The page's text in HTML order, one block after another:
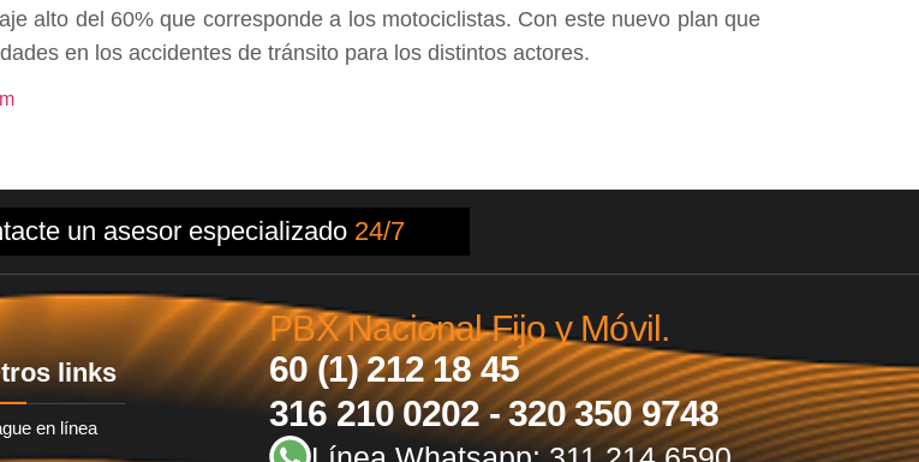
alto del 60% que corresponde a los motociclistas. Con este nuevo plan que
en los accidentes de tránsito para los distintos actores.
un asesor especializado 24/7
links
en línea
PBX Nacional Fijo y Móvil.
60 (1) 212 18 45
316 210 0202 - 320 350 9748